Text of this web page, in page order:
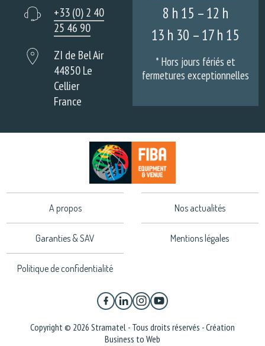
+33 (0) 2 40
25 46 90
ZI de Bel Air
44850 Le
Cellier
France
8 h 15 – 12 h
13 h 30 – 17 h 15
* Hors jours fériés et
fermetures exceptionnelles
A propos Nos actualités
Garanties & SAV Mentions légales
Politique de confidentialité
Copyright © 2026 Stramatel - Tous droits réservés - Création
Business to Web